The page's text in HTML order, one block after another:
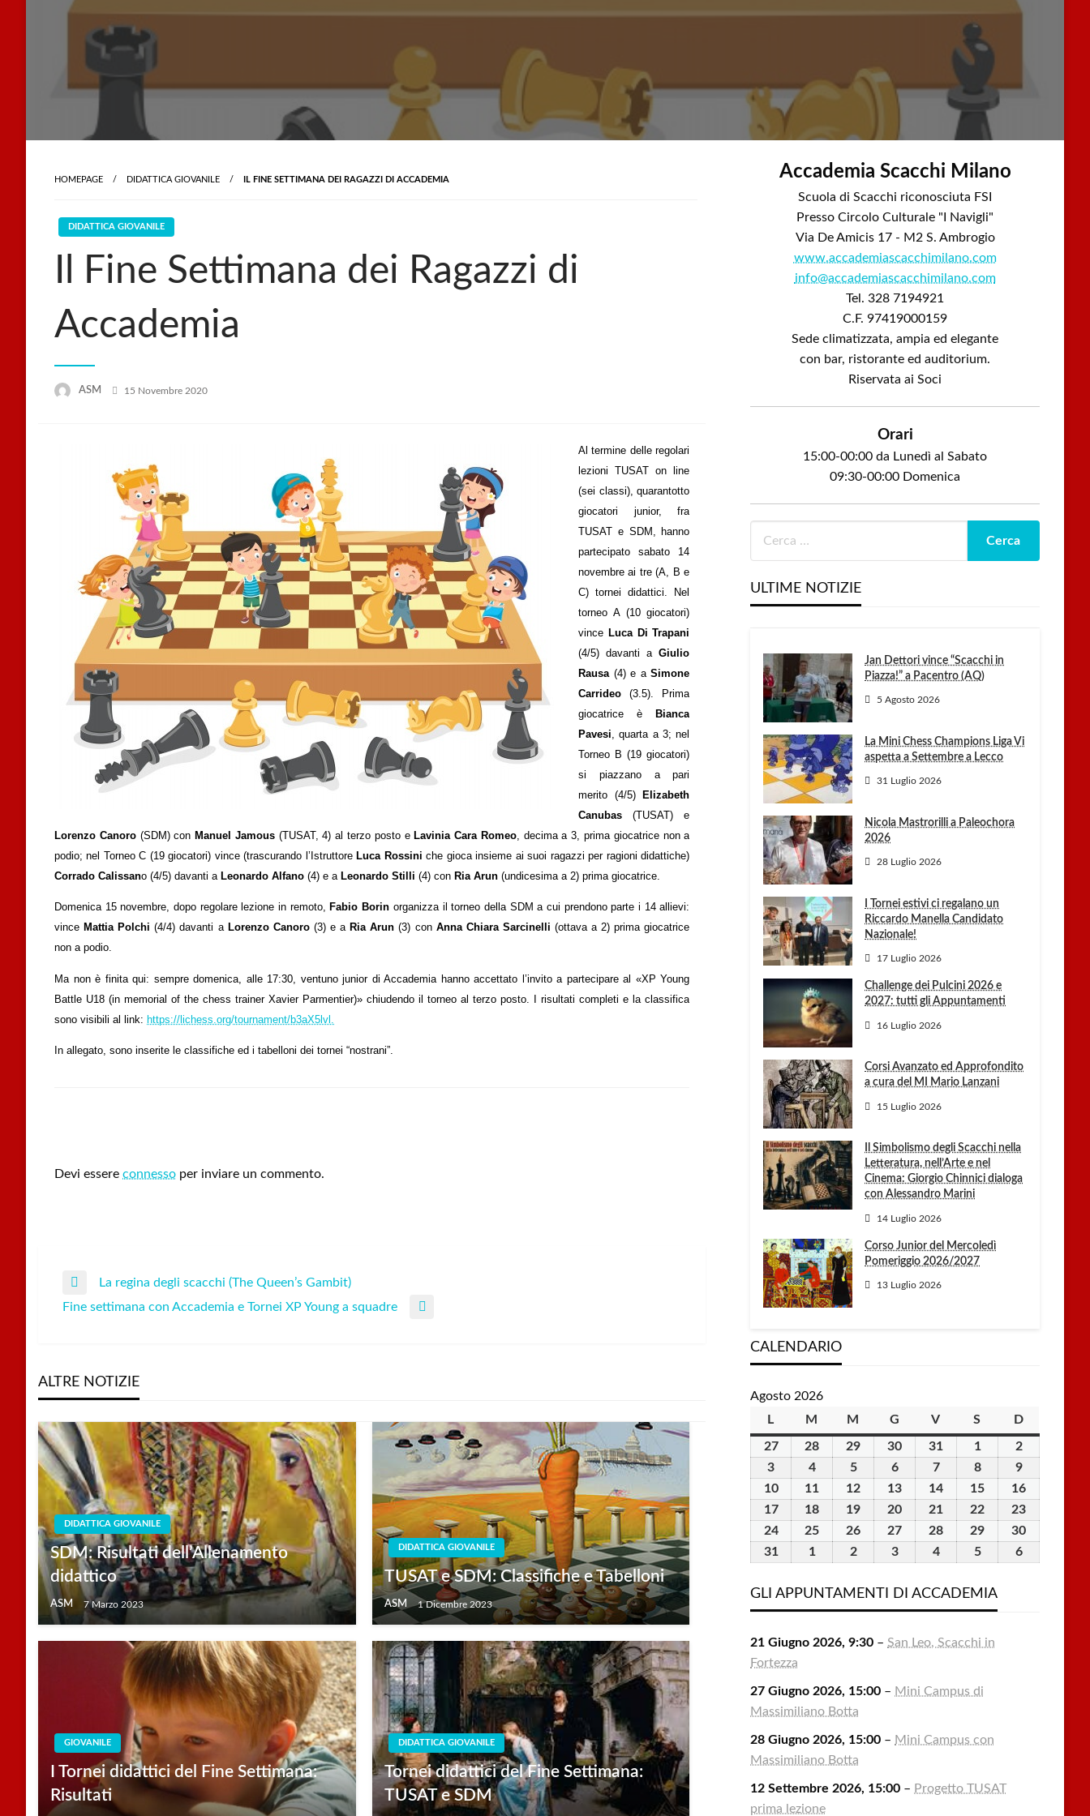
HOMEPAGE DIDATTICA GIOVANILE IL FINE SETTIMANA DEI RAGAZZI DI ACCADEMIA
DIDATTICA GIOVANILE
Il Fine Settimana dei Ragazzi di
Accademia
ASM
Posted
15 Novembre 2020
Al termine delle regolari
lezioni TUSAT on line
(sei classi), quarantotto
giocatori junior, fra
TUSAT e SDM, hanno
partecipato sabato 14
novembre ai tre (A, B e
C) tornei didattici. Nel
torneo A (10 giocatori)
vince Luca Di Trapani
(4/5) davanti aGiulio
Rausa(4) e aSimone
Carrideo (3.5). Prima
giocatrice è
Bianca
Pavesi, quarta a 3; nel
Torneo B (19 giocatori)
si piazzano a pari
merito (4/5)
Elizabeth
Canubas (TUSAT) e
Lorenzo Canoro(SDM) con Manuel Jamous(TUSAT, 4) al terzo posto e Lavinia Cara Romeo, decima a 3, prima giocatrice non a
podio; nel Torneo C (19 giocatori) vince (trascurando l’Istruttore Luca Rossini che gioca insieme ai suoi ragazzi per ragioni didattiche)
Corrado Calissano (4/5) davanti a Leonardo Alfano (4) e a Leonardo Stilli (4) con Ria Arun (undicesima a 2) prima giocatrice.
Domenica 15 novembre, dopo regolare lezione in remoto, Fabio Borin organizza il torneo della SDM a cui prendono parte i 14 allievi:
vince Mattia Polchi(4/4) davanti a Lorenzo Canoro(3) e a Ria Arun (3) con Anna Chiara Sarcinelli (ottava a 2) prima giocatrice
non a podio.
Ma non è finita qui: sempre domenica, alle 17:30, ventuno junior di Accademia hanno accettato l’invito a partecipare al «XP Young
Battle U18 (in memorial of the chess trainer Xavier Parmentier)» chiudendo il torneo al terzo posto. I risultati completi e la classifica
sono visibili al link: https://lichess.org/tournament/b3aX5lvl.
In allegato, sono inserite le classifiche ed i tabelloni dei tornei “nostrani”.
Devi essere connesso per inviare un commento.
Navigazione
Post
La regina degli scacchi (The Queen’s Gambit)
Fine settimana con Accademia e Tornei XP Young a squadre
ALTRE NOTIZIE
DIDATTICA GIOVANILE
SDM: Risultati dell’Allenamento
didattico
ASM 7 Marzo 2023
DIDATTICA GIOVANILE
TUSAT e SDM: Classifiche e Tabelloni
ASM 1 Dicembre 2023
GIOVANILE
I Tornei didattici del Fine Settimana:
Risultati
DIDATTICA GIOVANILE
Tornei didattici del Fine Settimana:
TUSAT e SDM
Accademia Scacchi Milano
Scuola di Scacchi riconosciuta FSI
Presso Circolo Culturale "I Navigli"
Via De Amicis 17 - M2 S. Ambrogio
www.accademiascacchimilano.com
info@accademiascacchimilano.com
Tel. 328 7194921
C.F. 97419000159
Sede climatizzata, ampia ed elegante
con bar, ristorante ed auditorium.
Riservata ai Soci
Orari
15:00-00:00 da Lunedì al Sabato
09:30-00:00 Domenica
ULTIME NOTIZIE
Jan Dettori vince “Scacchi in
Piazza!” a Pacentro (AQ)
5 Agosto 2026
La Mini Chess Champions Liga Vi
aspetta a Settembre a Lecco
31 Luglio 2026
Nicola Mastrorilli a Paleochora
2026
28 Luglio 2026
I Tornei estivi ci regalano un
Riccardo Manella Candidato
Nazionale!
17 Luglio 2026
Challenge dei Pulcini 2026 e
2027: tutti gli Appuntamenti
16 Luglio 2026
Corsi Avanzato ed Approfondito
a cura del MI Mario Lanzani
15 Luglio 2026
Il Simbolismo degli Scacchi nella
Letteratura, nell’Arte e nel
Cinema: Giorgio Chinnici dialoga
con Alessandro Marini
14 Luglio 2026
Corso Junior del Mercoledì
Pomeriggio 2026/2027
13 Luglio 2026
CALENDARIO
Agosto 2026
L lunedìM martedì
M mercoledì
G giovedì
V venerdì
S sabatoDdomenica
2727
Luglio
2026
28
Luglio
2026
29
Luglio
2026
30
Luglio
2026
31
Luglio
2026
11
Agosto
2026
22
Agosto
2026
3
Agosto
2026
44
Agosto
2026
55
Agosto
2026
66
Agosto
2026
77
Agosto
2026
88
Agosto
2026
99
Agosto
2026
1010
Agosto
2026
11
Agosto
2026
12
Agosto
2026
13
Agosto
2026
14
Agosto
2026
15
Agosto
2026
16
1717
Agosto
18
Agosto
19
Agosto
20
Agosto
21
Agosto
22
Agosto
23
2424
Agosto
25
Agosto
26
Agosto
27
Agosto
28
Agosto
29
Agosto
30
3131
2026
11
2026
22
2026
33
2026
44
2026
55
2026
66
GLI APPUNTAMENTI DI ACCADEMIA
21 Giugno 2026, 9:30 –San Leo, Scacchi in
Fortezza
27 Giugno 2026, 15:00 – Mini Campus di
Massimiliano Botta
28 Giugno 2026, 15:00 – Mini Campus con
Massimiliano Botta
12 Settembre 2026, 15:00 – Progetto TUSAT
prima lezione